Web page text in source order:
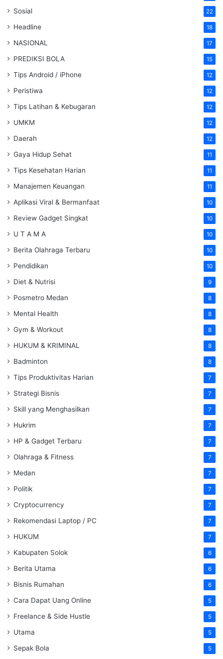
Sosial 22
Headline 18
NASIONAL 17
PREDIKSI BOLA 15
Tips Android / iPhone 12
Peristiwa 12
Tips Latihan & Kebugaran 12
UMKM 12
Daerah 12
Gaya Hidup Sehat 11
Tips Kesehatan Harian 11
Manajemen Keuangan 11
Aplikasi Viral & Bermanfaat 10
Review Gadget Singkat 10
U T A M A 10
Berita Olahraga Terbaru 10
Pendidikan 10
Diet & Nutrisi 9
Posmetro Medan 8
Mental Health 8
Gym & Workout 8
HUKUM & KRIMINAL 8
Badminton 8
Tips Produktivitas Harian 7
Strategi Bisnis 7
Skill yang Menghasilkan 7
Hukrim 7
HP & Gadget Terbaru 7
Olahraga & Fitness 7
Medan 7
Politik 7
Cryptocurrency 7
Rekomendasi Laptop / PC 7
HUKUM 7
Kabupaten Solok 6
Berita Utama 6
Bisnis Rumahan 6
Cara Dapat Uang Online 5
Freelance & Side Hustle 5
Utama 5
Sepak Bola 5